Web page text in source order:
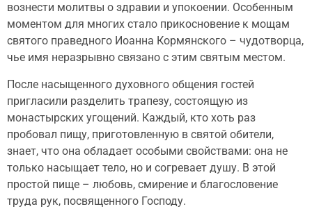
вознести молитвы о здравии и упокоении. Особенным
моментом для многих стало прикосновение к мощам
святого праведного Иоанна Кормянского – чудотворца,
чье имя неразрывно связано с этим святым местом.
После насыщенного духовного общения гостей
пригласили разделить трапезу, состоящую из
монастырских угощений. Каждый, кто хоть раз
пробовал пищу, приготовленную в святой обители,
знает, что она обладает особыми свойствами: она не
только насыщает тело, но и согревает душу. В этой
простой пище – любовь, смирение и благословение
труда рук, посвященного Господу.